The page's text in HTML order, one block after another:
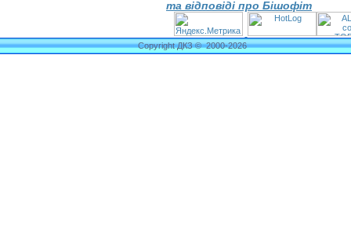
та відповіді про Бішофіт
Copyright ДКЗ © 2000-2026